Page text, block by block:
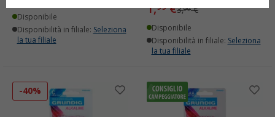
Disponibile
Disponibilità in filiale: Seleziona
la tua filiale
1,99€3,99€
Disponibile
Disponibilità in filiale: Seleziona
la tua filiale
-40%